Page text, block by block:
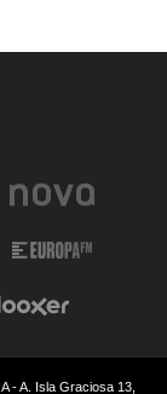
- A. Isla Graciosa 13,